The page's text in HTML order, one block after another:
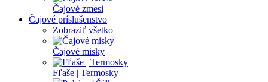
Čajové zmesi
Čajové príslušenstvo
Zobraziť všetko
Čajové misky
Fľaše | Termosky